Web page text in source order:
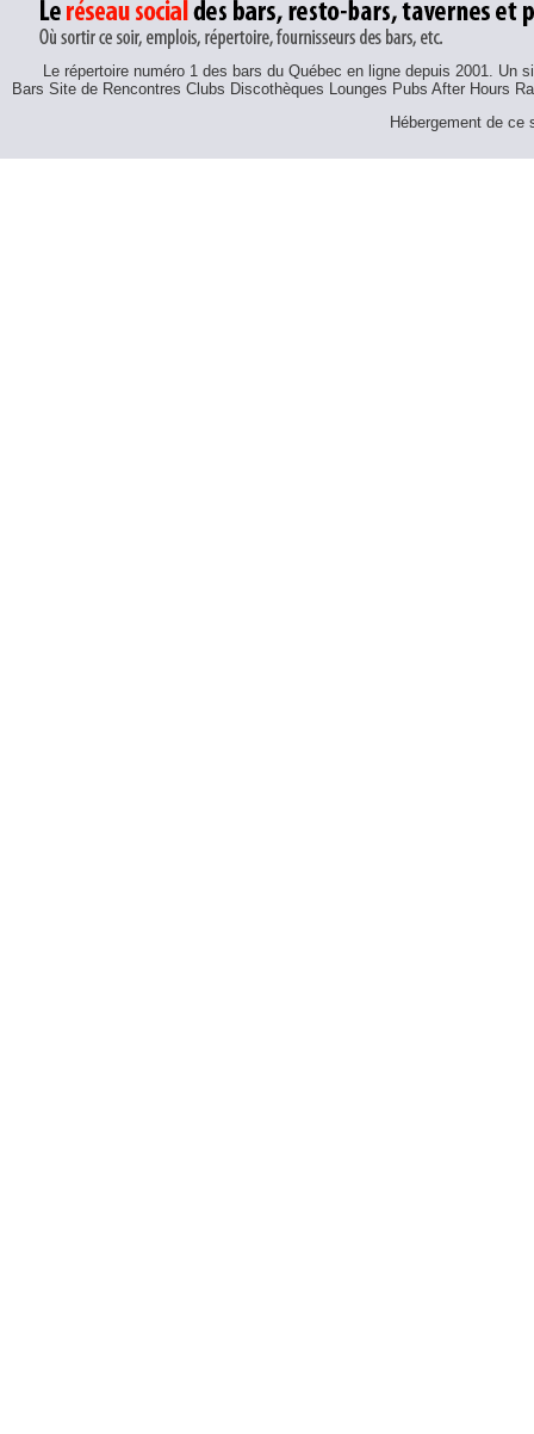
Le répertoire numéro 1 des bars du Québec en ligne depuis 2001.
Bars Site de Rencontres Clubs Discothèques Lounges Pubs After Hours
Hébergement de ce